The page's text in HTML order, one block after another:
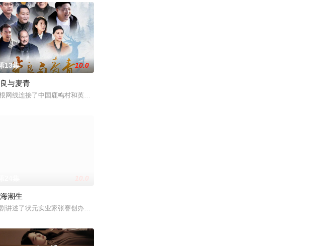
黄鹰等人开始筹备建立冀南银行，手艺人张宝田在共
：广东 出品人：郑伟、梁可青、孟钰辰、刘凌爽 总制片人：刘习阳、张皓颜
办的小型军事演习中，郭子剑因不满演习流于形式，假传指令要求真打实抗，虽引发哗然，却获赏识调任
13集 10.0
与麦青
网线连接了中国鹿鸣村和英国牛津，麦香通过视频向米良宣告：婚不结了。鹿鸣村开了锅，村民大骂麦
食为引，用真诚与创意打动游客。尽管在创业路上笑
饰）因意外踏入玄机界，继而卷入虎云国内乱的漩涡，身陷重重危机，而在一次次险象环
，林知夏忽然对他说：“江逾白，我喜欢你，哲学和生物学意义上的喜欢。”那个夜晚，他脸颊微热，还
潮生
讲述了状元实业家张謇创办大生企业，实业报国的故事。甲午战争后，国家蒙羞，张謇虽高中状元，却